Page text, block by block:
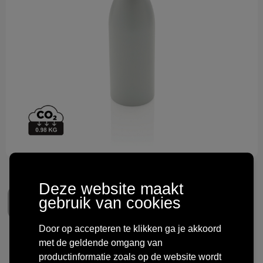
Technologie & gadgets
RCS gerecycled
Deze website maakt
gebruik van cookies
Door op accepteren te klikken ga je akkoord
met de geldende omgang van
productinformatie zoals op de website wordt